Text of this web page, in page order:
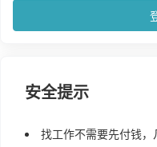
安全提示
找工作不需要先付钱